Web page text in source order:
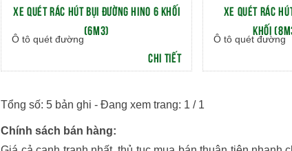
XE QUÉT RÁC HÚT BỤI ĐƯỜNG HINO 6 KHỐI
(6M3)
Ô tô quét đường
CHI TIẾT
XE QUÉT RÁC
KHỐI
Ô tô quét đường
Tổng số: 5 bản ghi - Đang xem trang: 1 / 1
Chính sách bán hàng: